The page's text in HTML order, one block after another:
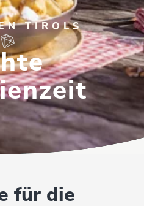
TIROLS
für die